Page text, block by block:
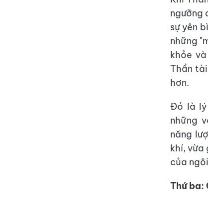
ngưỡng
sự yên
những
khỏe
Thần
hơn.
Đó là lý
những
năng
khí, vừa
của
Thứ ba: